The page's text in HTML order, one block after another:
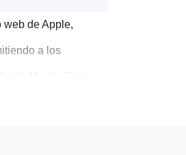
web de Apple,
a los